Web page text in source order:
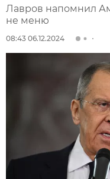
Лавров напомнил
не меню
08:43 06.12.2024